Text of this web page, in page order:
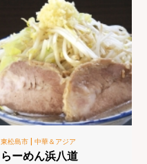
東松島市 | 中華＆アジア
らーめん浜八道